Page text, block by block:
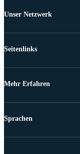
Unser Netzwerk
Seitenlinks
Mehr Erfahren
Sprachen